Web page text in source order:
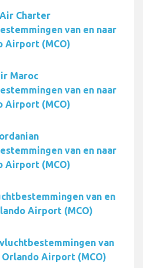
Charter
van en naar
Airport (MCO)
Maroc
van en naar
Airport (MCO)
van en naar
Airport (MCO)
van en
Airport (MCO)
van
Orlando Airport (MCO)